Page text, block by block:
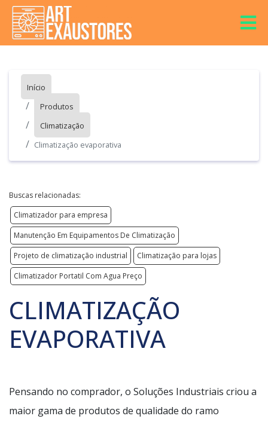
Início
Produtos
Climatização
Climatização evaporativa
Buscas relacionadas:
Climatizador para empresa
Manutenção Em Equipamentos De Climatização
Projeto de climatização industrial
Climatização para lojas
Climatizador Portatil Com Agua Preço
CLIMATIZAÇÃO
EVAPORATIVA
Pensando no comprador, o Soluções Industriais criou a
maior gama de produtos de qualidade do ramo